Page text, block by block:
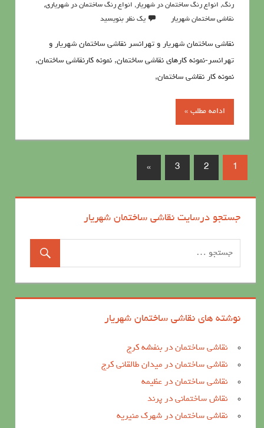
رنگ, انواع رنگ ساختمان در شهریار, انواع رنگ ساختمان در شهریاری,
نقاشی ساختمان شهریار
یک نظر بنویسید
نقاشی ساختمان شهریار و تهرانسر نقاشی ساختمان شهریار و
تهرانسر-نمونه کارهای نقاشی ساختمان, نمونه کارنقاشی ساختمان,
نمونه کار نقاشی ساختمان,
ادامه مطلب »
1
2
3
»
جستجو درسایت نقاشی ساختمان شهریار
نوشته های نقاشی ساختمان شهریار
نقاشی ساختمان در بنفشه کرج
نقاشی ساختمان در میدان طالقانی کرج
نقاشی ساختمان در عظیمه
نقاش ساختمانی در پرند
نقاشی ساختمان در شهرک منیریه